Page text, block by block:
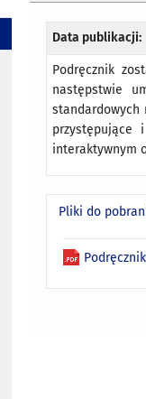
Data publikacji:
Podręcznik
następstwie
standardowych
przystępujące
interaktywnym
Pliki do